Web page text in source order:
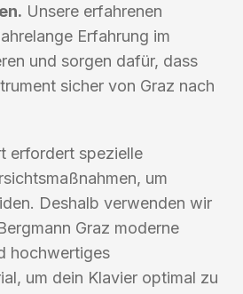
Unsere erfahrenen
Erfahrung im
und sorgen dafür, dass
sicher von Graz nach
erfordert spezielle
um
Deshalb verwenden wir
Graz moderne
hochwertiges
um dein Klavier optimal zu